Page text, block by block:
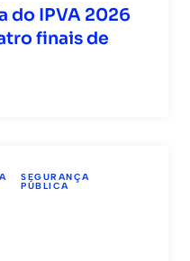
do IPVA 2026
finais de
SEGURANÇA
PÚBLICA